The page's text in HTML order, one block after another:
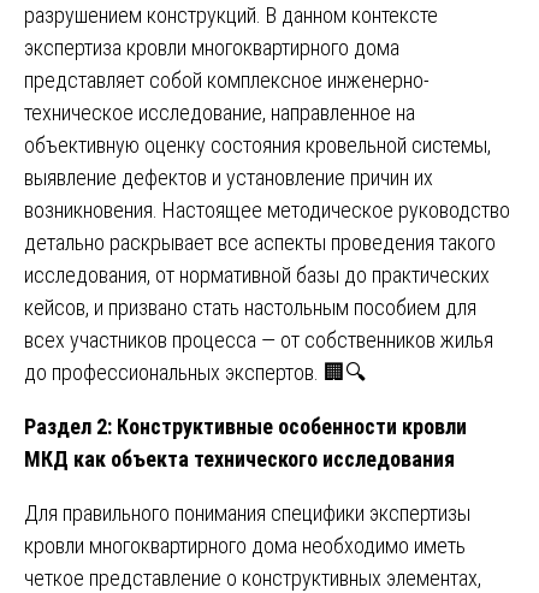
разрушением конструкций. В данном контексте
экспертиза кровли многоквартирного дома
представляет собой комплексное инженерно-
техническое исследование, направленное на
объективную оценку состояния кровельной системы,
выявление дефектов и установление причин их
возникновения. Настоящее методическое руководство
детально раскрывает все аспекты проведения такого
исследования, от нормативной базы до практических
кейсов, и призвано стать настольным пособием для
всех участников процесса — от собственников жилья
до профессиональных экспертов. 🏢🔍
Раздел 2: Конструктивные особенности кровли
МКД как объекта технического исследования
Для правильного понимания специфики экспертизы
кровли многоквартирного дома необходимо иметь
четкое представление о конструктивных элементах,